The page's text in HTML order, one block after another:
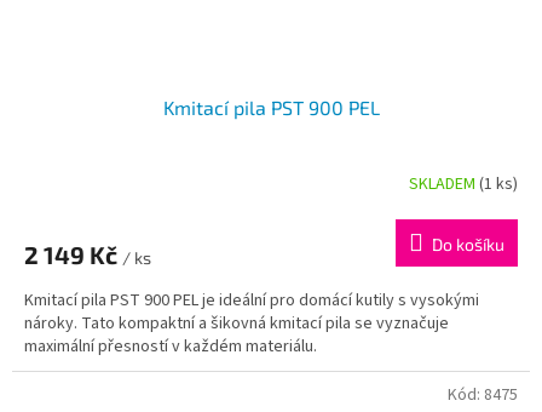
Kmitací pila PST 900 PEL
je
z
5
hvězdiček.
SKLADEM(1 ks)
2 149 Kč / ks
Do košíku
Kmitací pila PST 900 PEL je ideální pro domácí kutily s vysokými
nároky. Tato kompaktní a šikovná kmitací pila se vyznačuje
maximální přesností v každém materiálu.
Kód: 8475